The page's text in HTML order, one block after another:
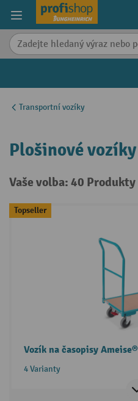
content
Transportní vozíky
Plošinové vozíky
Vaše volba: 40 Produkty
Topseller
Vozík na časopisy Ameise®
4 Varianty